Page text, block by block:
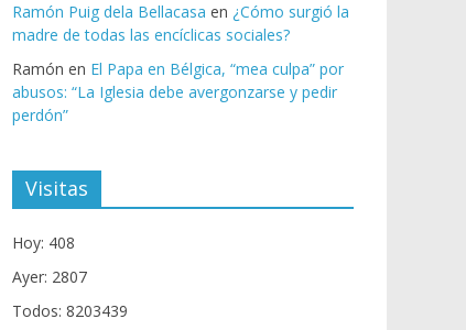
Ramón Puig dela Bellacasa en ¿Cómo surgió la
madre de todas las encíclicas sociales?
Ramón en El Papa en Bélgica, “mea culpa” por
abusos: “La Iglesia debe avergonzarse y pedir
perdón”
Visitas
Hoy: 408
Ayer: 2807
Todos: 8203439